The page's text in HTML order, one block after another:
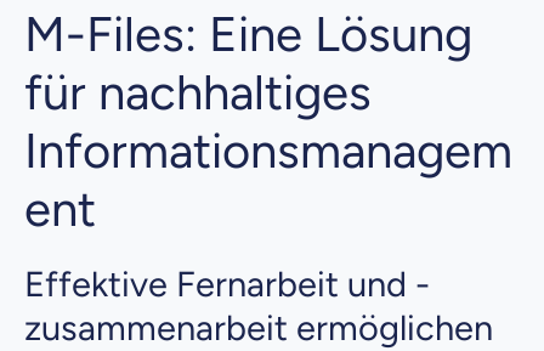
M-Files: Eine Lösung
für nachhaltiges
Informationsmanagem
ent
Effektive Fernarbeit und -
zusammenarbeit ermöglichen